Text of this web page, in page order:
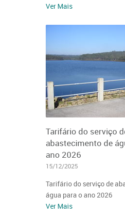
Ver Mais
Tarifário do serviço
abastecimento de
ano 2026
15/12/2025
Tarifário do serviço de
água para o ano 2026
Ver Mais